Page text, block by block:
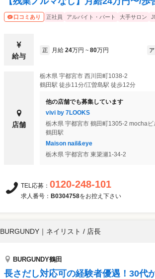
口コミあり 正社員 アルバイト・パート 大手サロン
給与
正 月給 24万円 ~ 80万円 ア
店舗
栃木県 宇都宮市 ⻄川田町1038-2
鶴田駅 徒歩11分/江曽島駅 徒歩12分
他の店舗でも募集しています
vivi by 7LOOKS
栃木県 宇都宮市 鶴田町1305-2 mochaビ
鶴田駅
Maison nail&eye
栃木県 宇都宮市 東簗瀬1-34-2
TEL応募： 0120-248-101
求人番号： B0304758をお控え下さい
BURGUNDY ｜ ネイリスト / 店長
BURGUNDY鶴田
長さだし対応可の経験者優遇！30代